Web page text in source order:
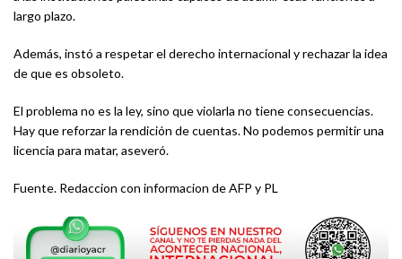
largo plazo.
Además, instó a respetar el derecho internacional y rechazar la idea
de que es obsoleto.
El problema no es la ley, sino que violarla no tiene consecuencias.
Hay que reforzar la rendición de cuentas. No podemos permitir una
licencia para matar, aseveró.
Fuente. Redaccion con informacion de AFP y PL